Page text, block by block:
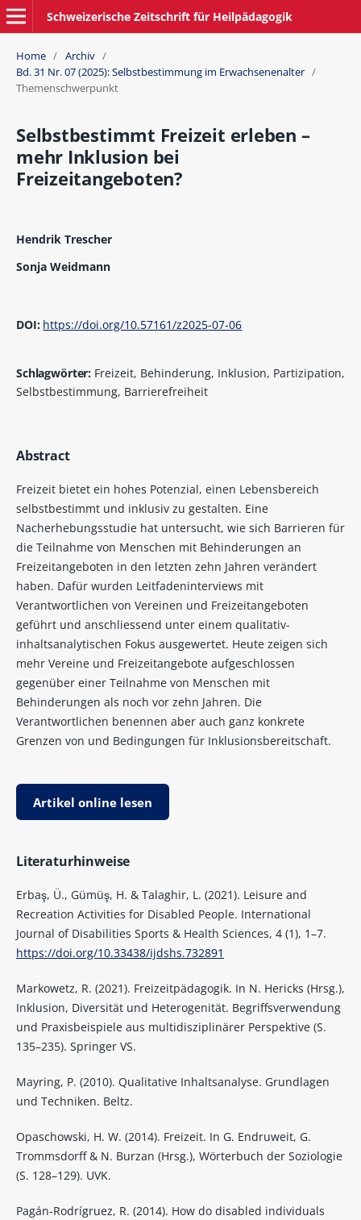
Schweizerische Zeitschrift für Heilpädagogik
Home / Archiv /
Bd. 31 Nr. 07 (2025): Selbstbestimmung im Erwachsenenalter /
Themenschwerpunkt
Selbstbestimmt Freizeit erleben –
mehr Inklusion bei
Freizeitangeboten?
Hendrik Trescher
Sonja Weidmann
DOI: https://doi.org/10.57161/z2025-07-06
Schlagwörter: Freizeit, Behinderung, Inklusion, Partizipation,
Selbstbestimmung, Barrierefreiheit
Abstract
Freizeit bietet ein hohes Potenzial, einen Lebensbereich
selbstbestimmt und inklusiv zu gestalten. Eine
Nacherhebungsstudie hat untersucht, wie sich Barrieren für
die Teilnahme von Menschen mit Behinderungen an
Freizeitangeboten in den letzten zehn Jahren verändert
haben. Dafür wurden Leitfadeninterviews mit
Verantwortlichen von Vereinen und Freizeitangeboten
geführt und anschliessend unter einem qualitativ-
inhaltsanalytischen Fokus ausgewertet. Heute zeigen sich
mehr Vereine und Freizeitangebote aufgeschlossen
gegenüber einer Teilnahme von Menschen mit
Behinderungen als noch vor zehn Jahren. Die
Verantwortlichen benennen aber auch ganz konkrete
Grenzen von und Bedingungen für Inklusionsbereitschaft.
Artikel online lesen
Literaturhinweise
Erbaş, Ü., Gümüş, H. & Talaghir, L. (2021). Leisure and
Recreation Activities for Disabled People. International
Journal of Disabilities Sports & Health Sciences, 4 (1), 1–7.
https://doi.org/10.33438/ijdshs.732891
Markowetz, R. (2021). Freizeitpädagogik. In N. Hericks (Hrsg.),
Inklusion, Diversität und Heterogenität. Begriffsverwendung
und Praxisbeispiele aus multidisziplinärer Perspektive (S.
135–235). Springer VS.
Mayring, P. (2010). Qualitative Inhaltsanalyse. Grundlagen
und Techniken. Beltz.
Opaschowski, H. W. (2014). Freizeit. In G. Endruweit, G.
Trommsdorff & N. Burzan (Hrsg.), Wörterbuch der Soziologie
(S. 128–129). UVK.
Pagán-Rodrígruez, R. (2014). How do disabled individuals